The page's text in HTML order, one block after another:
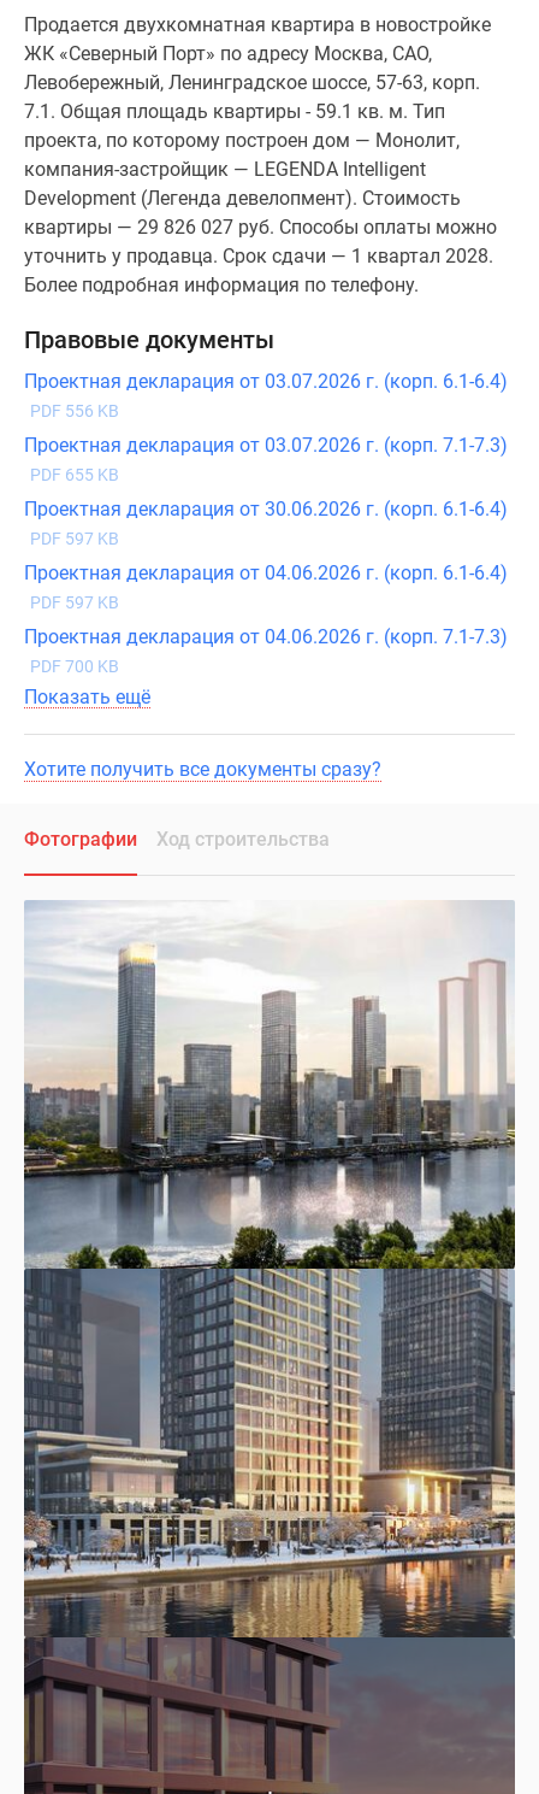
Продается двухкомнатная квартира в новостройке
ЖК «Северный Порт» по адресу Москва, САО,
Левобережный, Ленинградское шоссе, 57-63, корп.
7.1. Общая площадь квартиры - 59.1 кв. м. Тип
проекта, по которому построен дом — Монолит,
компания-застройщик — LEGENDA Intelligent
Development (Легенда девелопмент). Стоимость
квартиры — 29 826 027 руб. Способы оплаты можно
уточнить у продавца. Срок сдачи — 1 квартал 2028.
Более подробная информация по телефону.
Правовые документы
Проектная декларация от 03.07.2026 г. (корп. 6.1-6.4)
PDF 556 KB
Проектная декларация от 03.07.2026 г. (корп. 7.1-7.3)
PDF 655 KB
Проектная декларация от 30.06.2026 г. (корп. 6.1-6.4)
PDF 597 KB
Проектная декларация от 04.06.2026 г. (корп. 6.1-6.4)
PDF 597 KB
Проектная декларация от 04.06.2026 г. (корп. 7.1-7.3)
PDF 700 KB
Показать ещё
Хотите получить все документы сразу?
Фотографии Ход строительства